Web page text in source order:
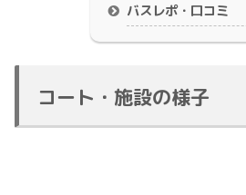
バスレポ・口コミ
コート・施設の様子